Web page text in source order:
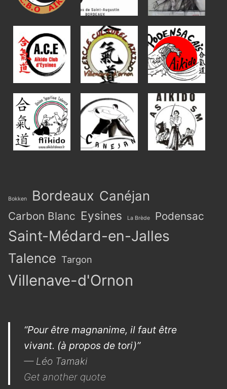
Bokken Bordeaux Canéjan
Carbon Blanc Eysines La Brède Podensac
Saint-Médard-en-Jalles
Talence Targon
Villenave-d'Ornon
“Pour être magnanime, il faut être
vivant. (à propos de tori)”
— Léo Tamaki
Get another quote